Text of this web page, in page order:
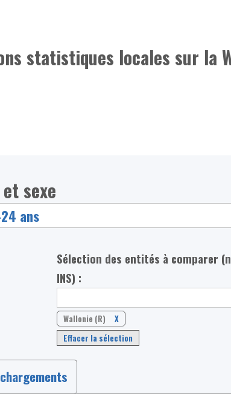
statistiques locales sur la
sexe
Sélection des entités à comparer
INS) :
Wallonie (R)
X
Effacer la sélection